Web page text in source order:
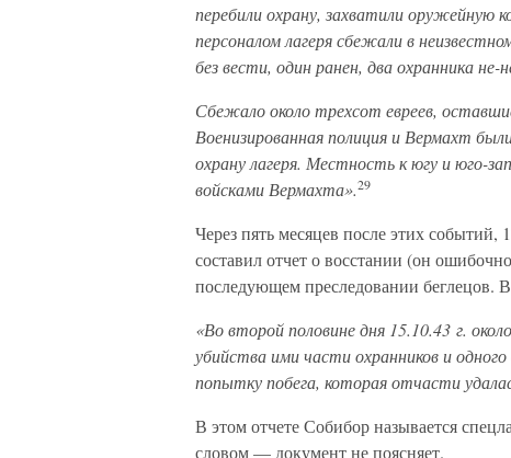
перебили охрану, захватили оружейную
персоналом лагеря сбежали в
без вести, один ранен, два охранника
Сбежало около трехсот евреев,
Военизированная полиция и Вермахт
охрану лагеря. Местность к югу и юго-
войсками Вермахта».29
Через пять месяцев после этих
составил отчет о восстании (он
последующем преследовании беглецов.
«Во второй половине дня 15.10.43 г.
убийства ими части охранников и
попытку побега, которая отчасти
В этом отчете Собибор называется
словом — документ не поясняет.